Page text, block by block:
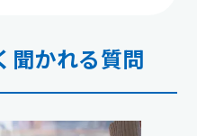
聞かれる質問